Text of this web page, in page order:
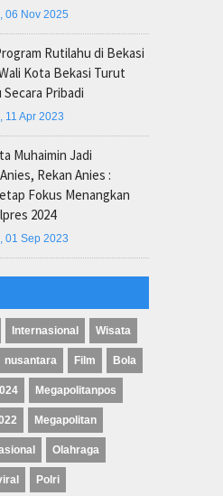
06 Nov 2025
Rutilahu di Bekasi
Kota Bekasi Turut
Pribadi
11 Apr 2023
Muhaimin Jadi
Rekan Anies :
Fokus Menangkan
2024
01 Sep 2023
Internasional Wisata
nusantara Film Bola
Megapolitanpos
Megapolitan
Olahraga
Polri